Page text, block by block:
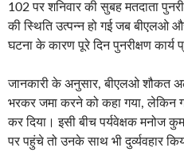
102 पर शनिवार की सुबह मतदाता
की स्थिति उत्पन्न हो गई जब बीएलओ
घटना के कारण पूरे दिन पुनरीक्षण कार्य
जानकारी के अनुसार, बीएलओ शौकत अली
भरकर जमा करने को कहा गया, लेकिन
कर दिया। इसी बीच पर्यवेक्षक मनोज
पर पहुंचे तो उनके साथ भी दुर्व्यवहार